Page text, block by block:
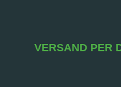
VERSAND PER